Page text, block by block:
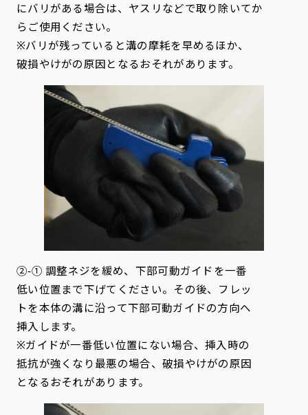
にバリがある場合は、ヤスリなどで取り除いてか
らご使用ください。
※バリが残っていると溝の摩耗を早めるほか、
破損やけがの原因となるおそれがあります。
②-① 調整ネジを緩め、下部可動ガイドを一番
低い位置まで下げてください。その後、フレッ
トを本体の溝に沿って下部可動ガイドの方向へ
挿入します。
※ガイドが一番低い位置にない場合、挿入時の
抵抗が強くなり最悪の場合、破損やけがの原因
となるおそれがあります。